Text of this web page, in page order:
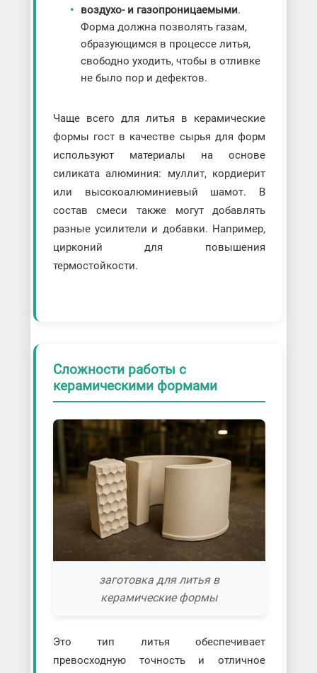
воздухо- и газопроницаемыми.
Форма должна позволять газам,
образующимся в процессе литья,
свободно уходить, чтобы в отливке
не было пор и дефектов.
Чаще всего для литья в керамические
формы гост в качестве сырья для форм
используют материалы на основе
силиката алюминия: муллит, кордиерит
или высокоалюминиевый шамот. В
состав смеси также могут добавлять
разные усилители и добавки. Например,
цирконий для повышения
термостойкости.
Сложности работы с
керамическими формами
заготовка для литья в
керамические формы
Это тип литья обеспечивает
превосходную точность и отличное